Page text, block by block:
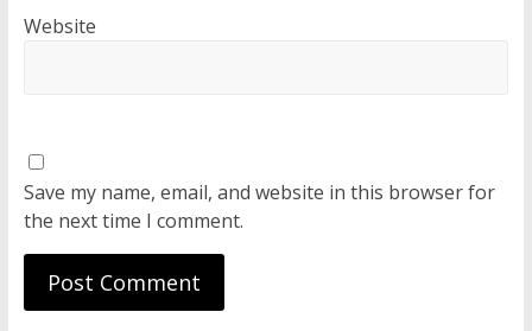
Website
Save my name, email, and website in this browser for
the next time I comment.